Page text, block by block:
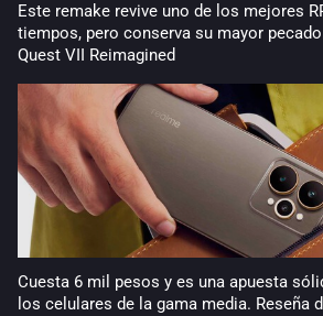
Este remake revive uno de los mejores
tiempos, pero conserva su mayor
Quest VII Reimagined
Cuesta 6 mil pesos y es una apuesta
los celulares de la gama media. Reseña